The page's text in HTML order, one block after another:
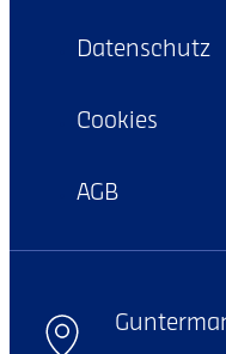
Datenschutz
Cookies
AGB